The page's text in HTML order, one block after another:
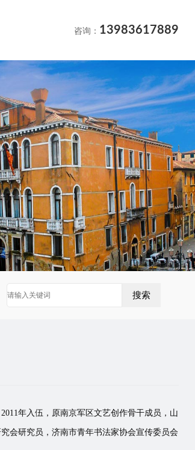
咨询： 13983617889
年入伍，原南京军区文艺创作骨干成员，山
会研究员，济南市青年书法家协会宣传委员会